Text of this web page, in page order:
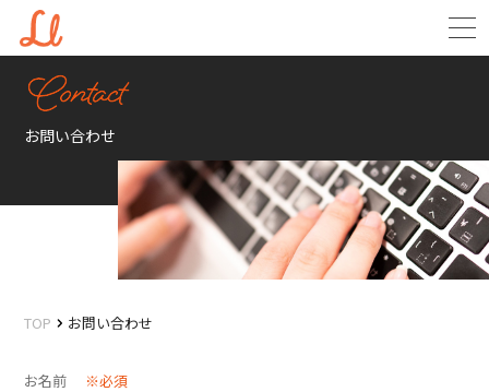
お問い合わせ
TOP お問い合わせ
お名前 ※必須